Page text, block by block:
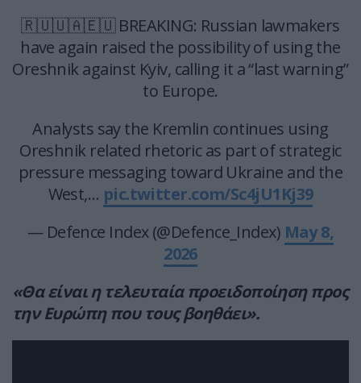
🇷🇺🇺🇦🇪🇺 BREAKING: Russian lawmakers
have again raised the possibility of using the
Oreshnik against Kyiv, calling it a “last warning”
to Europe.
Analysts say the Kremlin continues using
Oreshnik related rhetoric as part of strategic
pressure messaging toward Ukraine and the
West,… pic.twitter.com/Sc4jU1Kj39
— Defence Index (@Defence_Index) May 8,
2026
«Θα είναι η τελευταία προειδοποίηση προς
την Ευρώπη που τους βοηθάει».